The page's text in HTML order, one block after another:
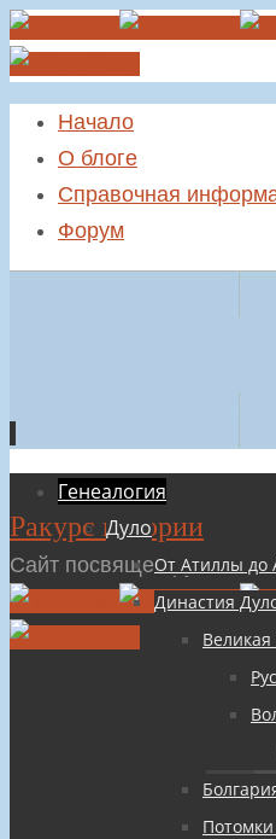
Начало
О блоге
Справочная
Форум
Ракурс истории
Сайт посвящен русской
Перейти
к
содержимому
Генеалогия
Дуло
От Атиллы до
Династия
Великая